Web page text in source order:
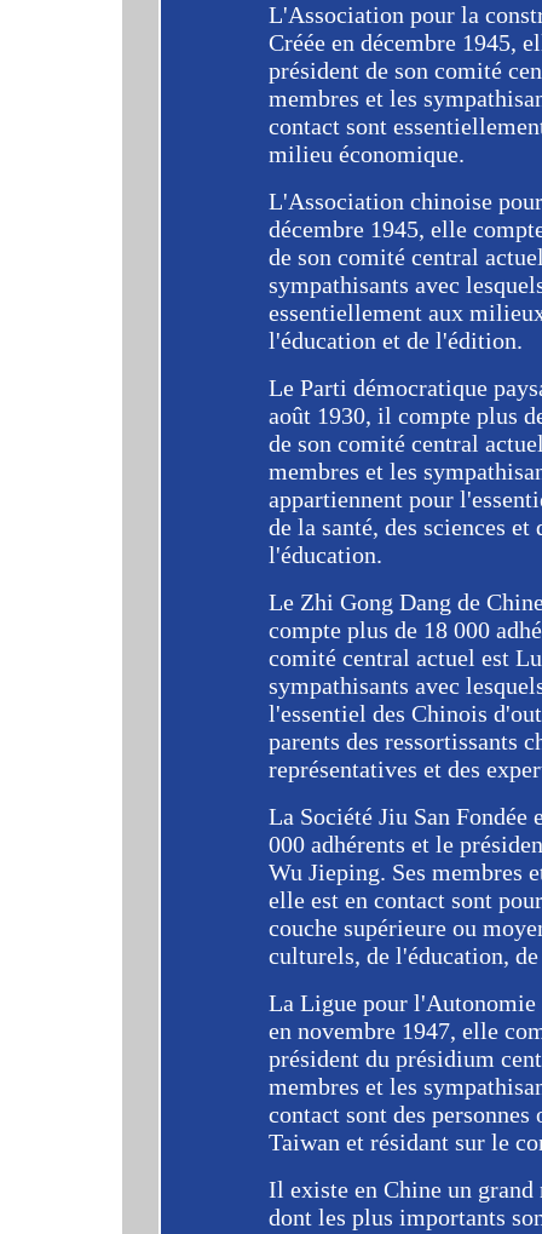
L'Association pour la
Créée en décembre 1945,
président de son comité
membres et les
contact sont
milieu économique.
L'Association chinoise
décembre 1945, elle
de son comité central
sympathisants avec
essentiellement aux
l'éducation et de l'édition.
Le Parti démocratique
août 1930, il compte plus
de son comité central
membres et les
appartiennent pour
de la santé, des sciences
l'éducation.
Le Zhi Gong Dang de
compte plus de 18 000
comité central actuel est
sympathisants avec
l'essentiel des Chinois
parents des ressortissants
représentatives et des
La Société Jiu San Fondée
000 adhérents et le
Wu Jieping. Ses membres
elle est en contact sont
couche supérieure ou
culturels, de l'éducation,
La Ligue pour l'Autonomie
en novembre 1947, elle
président du présidium
membres et les
contact sont des
Taiwan et résidant sur le
Il existe en Chine un grand
dont les plus importants